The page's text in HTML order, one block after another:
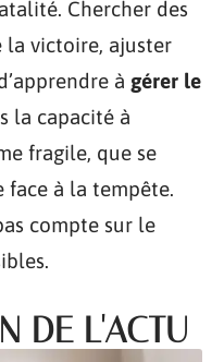
Chercher des
la victoire, ajuster
à gérer le
la capacité à
fragile, que se
à la tempête.
compte sur le
DE L'ACTU